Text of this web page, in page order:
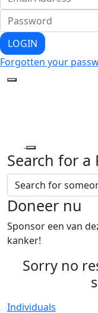
LOGIN
Forgotten your
Search for a
Doneer nu
Sponsor een van
kanker!
Sorry no
Individuals